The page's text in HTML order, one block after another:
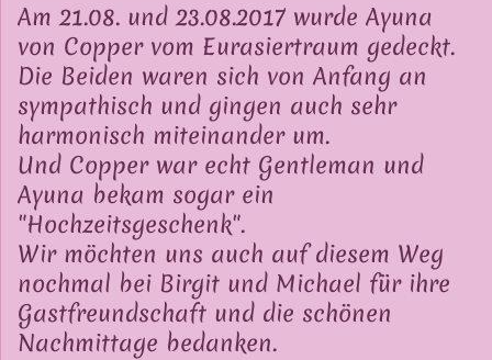
Am 21.08. und 23.08.2017 wurde Ayuna
von Copper vom Eurasiertraum gedeckt.
Die Beiden waren sich von Anfang an
sympathisch und gingen auch sehr
harmonisch miteinander um.
Und Copper war echt Gentleman und
Ayuna bekam sogar ein
"Hochzeitsgeschenk".
Wir möchten uns auch auf diesem Weg
nochmal bei Birgit und Michael für ihre
Gastfreundschaft und die schönen
Nachmittage bedanken.